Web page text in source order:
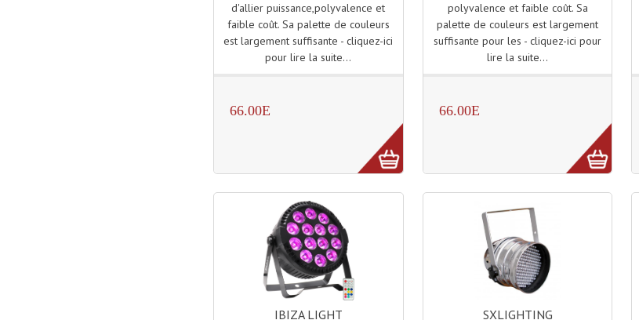
d'allier puissance,polyvalence et
faible coût. Sa palette de couleurs
est largement suffisante - cliquez-ici
pour lire la suite...
66.00E
polyvalence et faible coût. Sa
palette de couleurs est largement
suffisante pour les - cliquez-ici pour
lire la suite...
66.00E
IBIZA LIGHT SXLIGHTING